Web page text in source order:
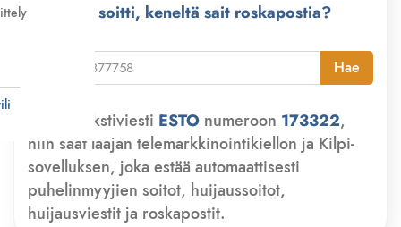
Kuka soitti, keneltä sait roskapostia?
Hae
Lähetä tekstiviesti ESTO numeroon 173322,
niin saat laajan telemarkkinointikiellon ja Kilpi-
sovelluksen, joka estää automaattisesti
puhelinmyyjien soitot, huijaussoitot,
huijausviestit ja roskapostit.